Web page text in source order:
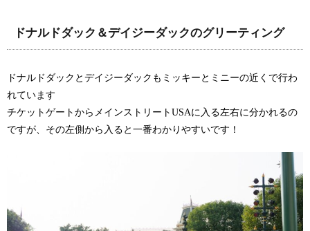
ドナルドダック＆デイジーダックのグリーティング
ドナルドダックとデイジーダックもミッキーとミニーの近くで行わ
れています
チケットゲートからメインストリートUSAに入る左右に分かれるの
ですが、その左側から入ると一番わかりやすいです！